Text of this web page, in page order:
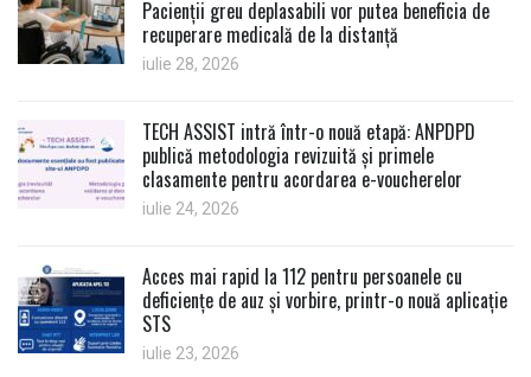
Pacienții greu deplasabili vor putea beneficia de
recuperare medicală de la distanță
iulie 28, 2026
TECH ASSIST intră într-o nouă etapă: ANPDPD
publică metodologia revizuită și primele
clasamente pentru acordarea e-voucherelor
iulie 24, 2026
Acces mai rapid la 112 pentru persoanele cu
deficiențe de auz și vorbire, printr-o nouă aplicație
STS
iulie 23, 2026